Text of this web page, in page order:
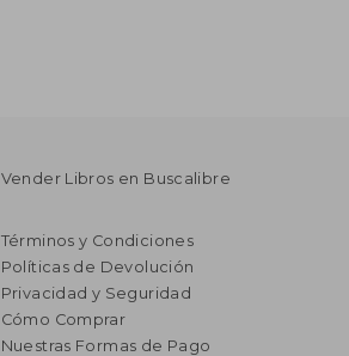
Vender Libros en Buscalibre
Términos y Condiciones
Políticas de Devolución
Privacidad y Seguridad
Cómo Comprar
Nuestras Formas de Pago